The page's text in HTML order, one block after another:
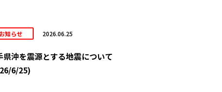
お知らせ 2026.06.25
県沖を震源とする地震について
6/25)